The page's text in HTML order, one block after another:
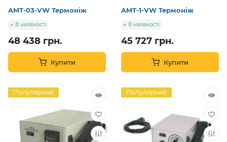
AMT-03-VW Термоніж
В наявності
48 438 грн.
Купити
AMT-1-VW Термоніж
В наявності
45 727 грн.
Купити
Популярний Популярний